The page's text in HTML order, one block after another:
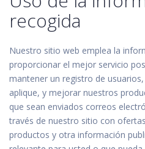
recogida
Nuestro sitio web emplea la
proporcionar el mejor servicio
mantener un registro de
aplique, y mejorar nuestros
que sean enviados correos
través de nuestro sitio con
productos y otra información